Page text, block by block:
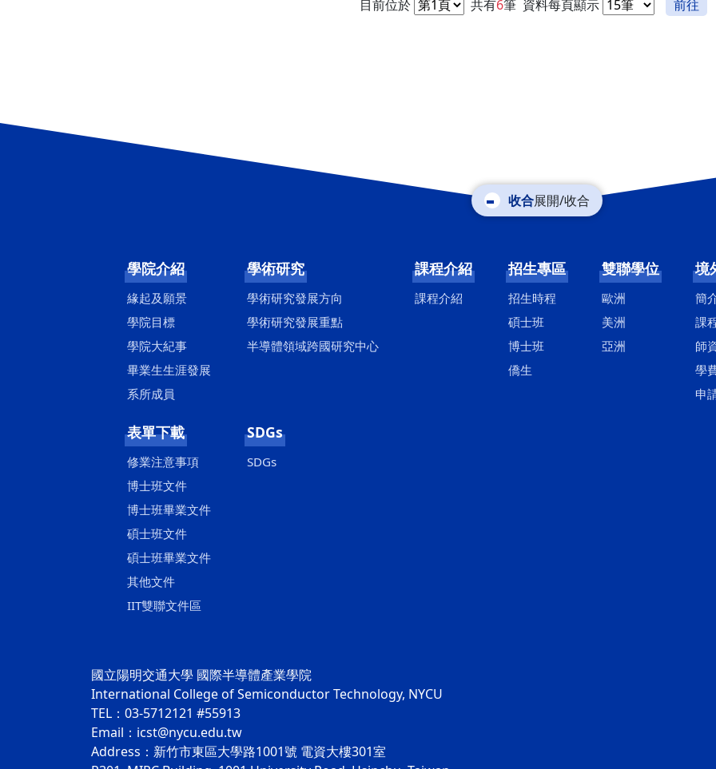
目前位於 共有6筆 資料每頁顯示 前往
展開/收合
學院介紹
緣起及願景
學院目標
學院大紀事
畢業生生涯發展
系所成員
學術研究
學術研究發展方向
學術研究發展重點
半導體領域跨國研究中心
課程介紹
課程介紹
招生專區
招生時程
碩士班
博士班
僑生
雙聯學位
歐洲
美洲
亞洲
境
簡
課
師
學
申
表單下載
修業注意事項
博士班文件
博士班畢業文件
碩士班文件
碩士班畢業文件
其他文件
IIT雙聯文件區
SDGs
SDGs
國立陽明交通大學 國際半導體產業學院
International College of Semiconductor Technology, NYCU
TEL：03-5712121 #55913
Email：icst@nycu.edu.tw
Address：新竹市東區大學路1001號 電資大樓301室